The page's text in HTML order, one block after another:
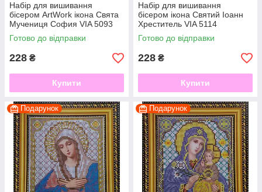
Набір для вишивання
бісером ArtWork ікона Свята
Мучениця София VIA 5093
Готово до відправки
228 ₴
Купити
Набір для вишивання
бісером ікона Святий Іоанн
Хреститель VIA 5114
Готово до відправки
228 ₴
Купити
Подарунок Подарунок